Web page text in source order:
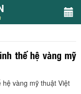
thế hệ vàng mỹ